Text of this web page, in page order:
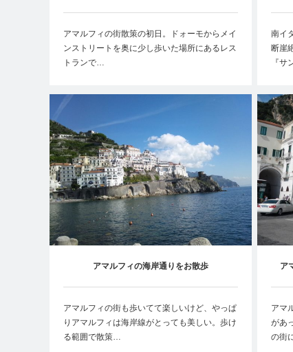
【Locanda del Marinaio】
アマルフィの街散策の初日。ドォーモからメイ
ンストリートを奥に少し歩いた場所にあるレス
トランで…
南イ
断崖
『
アマルフィの海岸通りをお散歩
アマルフィの街も歩いてて楽しいけど、やっぱ
りアマルフィは海岸線がとっても美しい。歩け
る範囲で散策…
ア
アマ
があ
の街